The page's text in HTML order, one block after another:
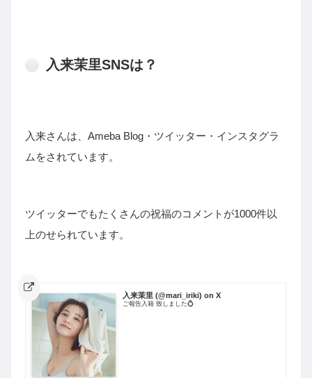
入来茉里SNSは？
入来さんは、Ameba Blog・ツイッター・インスタグラ
ムをされています。
ツイッターでもたくさんの祝福のコメントが1000件以
上のせられています。
入来茉里 (@mari_iriki) on X
ご報告入籍 致しました💍